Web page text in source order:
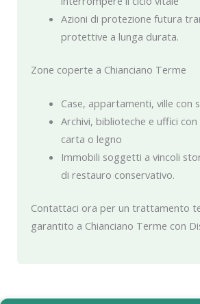
Azioni di protezione futura
protettive a lunga durata.
Zone coperte a Chianciano Terme
Case, appartamenti, ville con
Archivi, biblioteche e uffici
carta o legno
Immobili soggetti a vincoli
di restauro conservativo.
Contattaci ora per un trattamento
garantito a Chianciano Terme con